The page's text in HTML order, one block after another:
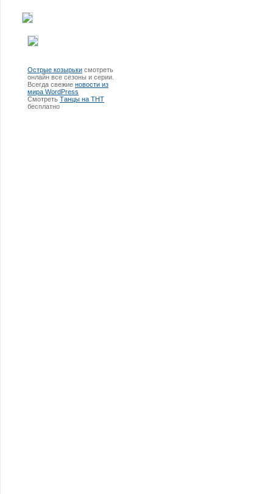
Острые козырьки смотреть
онлайн все сезоны и серии.
Всегда свежие новости из
мира WordPress
Смотреть Танцы на ТНТ
бесплатно